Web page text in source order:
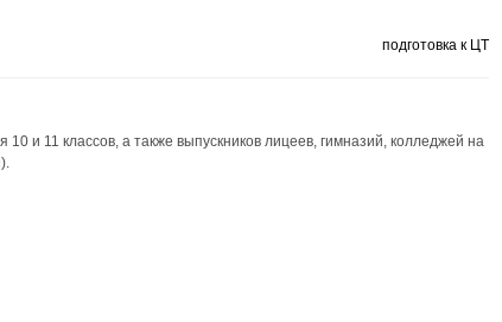
подготовка к ЦТ
и 11 классов, а также выпускников лицеев, гимназий, колледжей на